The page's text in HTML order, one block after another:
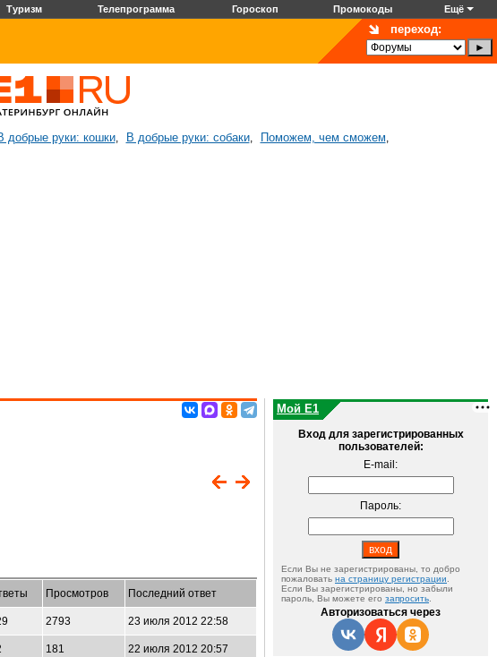
Туризм Телепрограмма Гороскоп Промокоды Ещё
переход:
добрые руки: кошки, В добрые руки: собаки, Поможем, чем сможем,
Просмотров Последний ответ
2793 23 июля 2012 22:58
181 22 июля 2012 20:57
Мой E1
Вход для зарегистрированных
пользователей:
E-mail:
Пароль:
Если Вы не зарегистрированы, то добро
пожаловать на страницу регистрации
Если Вы зарегистрированы, но забыли
пароль, Вы можете его запросить
Авторизоваться через